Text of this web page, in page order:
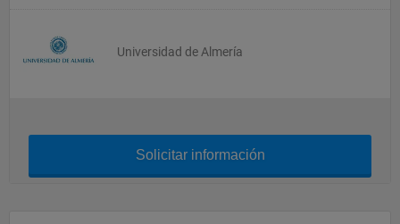
Universidad de Almería
Solicitar información